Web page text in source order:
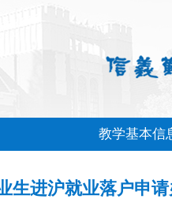
教学基本信
生进沪就业落户申